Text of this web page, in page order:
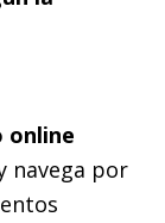
online
navega por